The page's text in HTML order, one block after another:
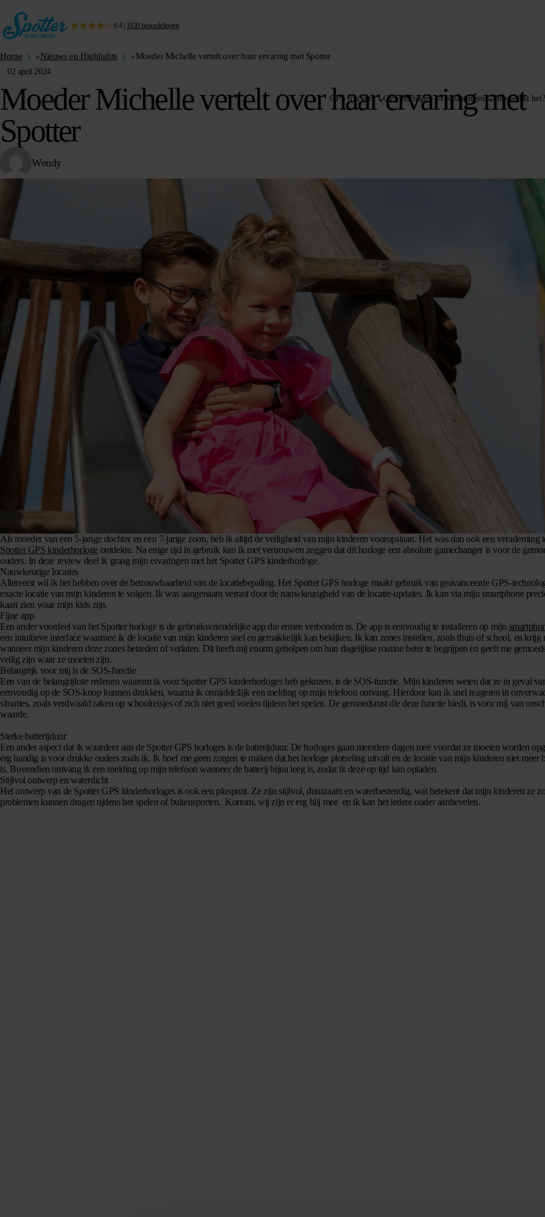
8.4| 1920 beoordelingen
GPS trackers GPS horloges Toepassingen Hoe werkt het?
Home »Nieuws en Highlights »Moeder Michelle vertelt over haar ervaring met Spotter
02 april 2024
Moeder Michelle vertelt over haar ervaring met
Spotter
Wendy
Als moeder van een 5-jarige dochter en een 7-jarige zoon, heb ik altijd de veiligheid van mijn kinderen vooropstaan. Het was dan ook een verademing
Spotter GPS kinderhorloge ontdekte. Na enige tijd in gebruik kan ik met vertrouwen zeggen dat dit horloge een absolute gamechanger is voor de
ouders. In deze review deel ik graag mijn ervaringen met het Spotter GPS kinderhorloge.
Nauwkeurige locaties
Allereerst wil ik het hebben over de betrouwbaarheid van de locatiebepaling. Het Spotter GPS horloge maakt gebruik van geavanceerde GPS-
exacte locatie van mijn kinderen te volgen. Ik was aangenaam verrast door de nauwkeurigheid van de locatie-updates. Ik kan via mijn smartphone
kaart zien waar mijn kids zijn.
Fijne app
Een ander voordeel van het Spotter horloge is de gebruiksvriendelijke app die ermee verbonden is. De app is eenvoudig te installeren op mijn
een intuïtieve interface waarmee ik de locatie van mijn kinderen snel en gemakkelijk kan bekijken. Ik kan zones instellen, zoals thuis of school, en krijg
wanneer mijn kinderen deze zones betreden of verlaten. Dit heeft mij enorm geholpen om hun dagelijkse routine beter te begrijpen en geeft me
veilig zijn waar ze moeten zijn.
Belangrijk voor mij is de SOS-functie
Een van de belangrijkste redenen waarom ik voor Spotter GPS kinderhorloges heb gekozen, is de SOS-functie. Mijn kinderen weten dat ze in geval
eenvoudig op de SOS-knop kunnen drukken, waarna ik onmiddellijk een melding op mijn telefoon ontvang. Hierdoor kan ik snel reageren in
situaties, zoals verdwaald raken op schoolreisjes of zich niet goed voelen tijdens het spelen. De gemoedsrust die deze functie biedt, is voor mij van
waarde.
Sterke batterijduur
Een ander aspect dat ik waardeer aan de Spotter GPS horloges is de batterijduur. De horloges gaan meerdere dagen mee voordat ze moeten worden
erg handig is voor drukke ouders zoals ik. Ik hoef me geen zorgen te maken dat het horloge plotseling uitvalt en de locatie van mijn kinderen niet meer
is. Bovendien ontvang ik een melding op mijn telefoon wanneer de batterij bijna leeg is, zodat ik deze op tijd kan opladen.
Stijlvol ontwerp en waterdicht
Het ontwerp van de Spotter GPS kinderhorloges is ook een pluspunt. Ze zijn stijlvol, duurzaam en waterbestendig, wat betekent dat mijn kinderen ze
problemen kunnen dragen tijdens het spelen of buitensporten. Kortom, wij zijn er erg blij mee en ik kan het iedere ouder aanbevelen.